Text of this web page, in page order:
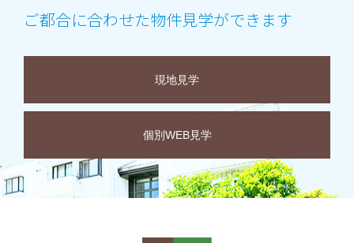
ご都合に合わせた物件見学ができます
現地見学
個別WEB見学